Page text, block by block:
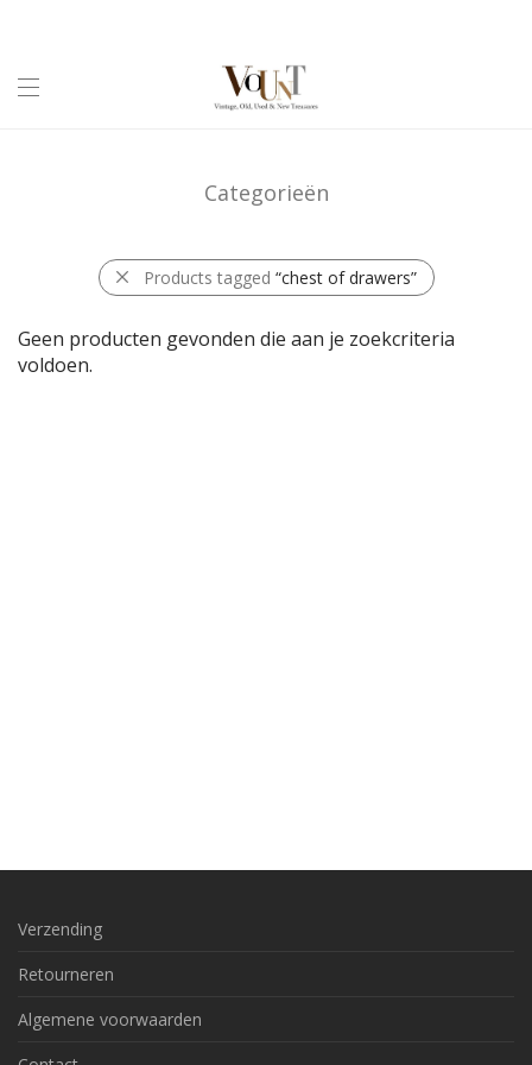
Categorieën
Products tagged “chest of drawers”
Geen producten gevonden die aan je zoekcriteria
voldoen.
Verzending
Retourneren
Algemene voorwaarden